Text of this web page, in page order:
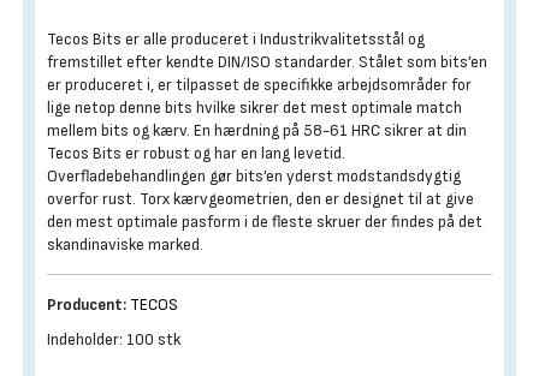
Tecos Bits er alle produceret i Industrikvalitetsstål og
fremstillet efter kendte DIN/ISO standarder. Stålet som bits’en
er produceret i, er tilpasset de specifikke arbejdsområder for
lige netop denne bits hvilke sikrer det mest optimale match
mellem bits og kærv. En hærdning på 58-61 HRC sikrer at din
Tecos Bits er robust og har en lang levetid.
Overfladebehandlingen gør bits’en yderst modstandsdygtig
overfor rust. Torx kærvgeometrien, den er designet til at give
den mest optimale pasform i de fleste skruer der findes på det
skandinaviske marked.
Producent: TECOS
Indeholder: 100 stk